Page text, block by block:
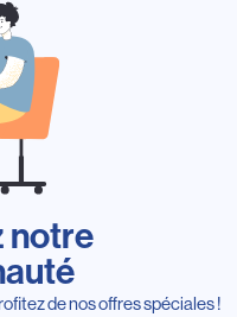
notre
de nos offres spéciales !